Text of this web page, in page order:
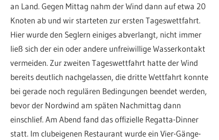
an Land. Gegen Mittag nahm der Wind dann auf etwa 20
Knoten ab und wir starteten zur ersten Tageswettfahrt.
Hier wurde den Seglern einiges abverlangt, nicht immer
ließ sich der ein oder andere unfreiwillige Wasserkontakt
vermeiden. Zur zweiten Tageswettfahrt hatte der Wind
bereits deutlich nachgelassen, die dritte Wettfahrt konnte
bei gerade noch regulären Bedingungen beendet werden,
bevor der Nordwind am späten Nachmittag dann
einschlief. Am Abend fand das offizielle Regatta-Dinner
statt. Im clubeigenen Restaurant wurde ein Vier-Gänge-